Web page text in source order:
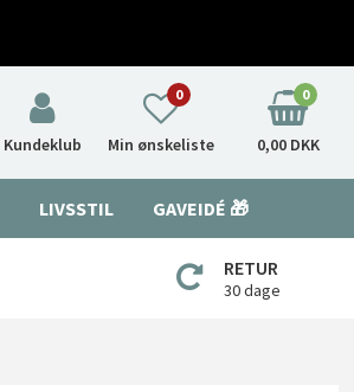
Kundeklub Min ønskeliste
0 0
0,00 DKK
LIVSSTIL GAVEIDÉ 🎁
RETUR
30 dage